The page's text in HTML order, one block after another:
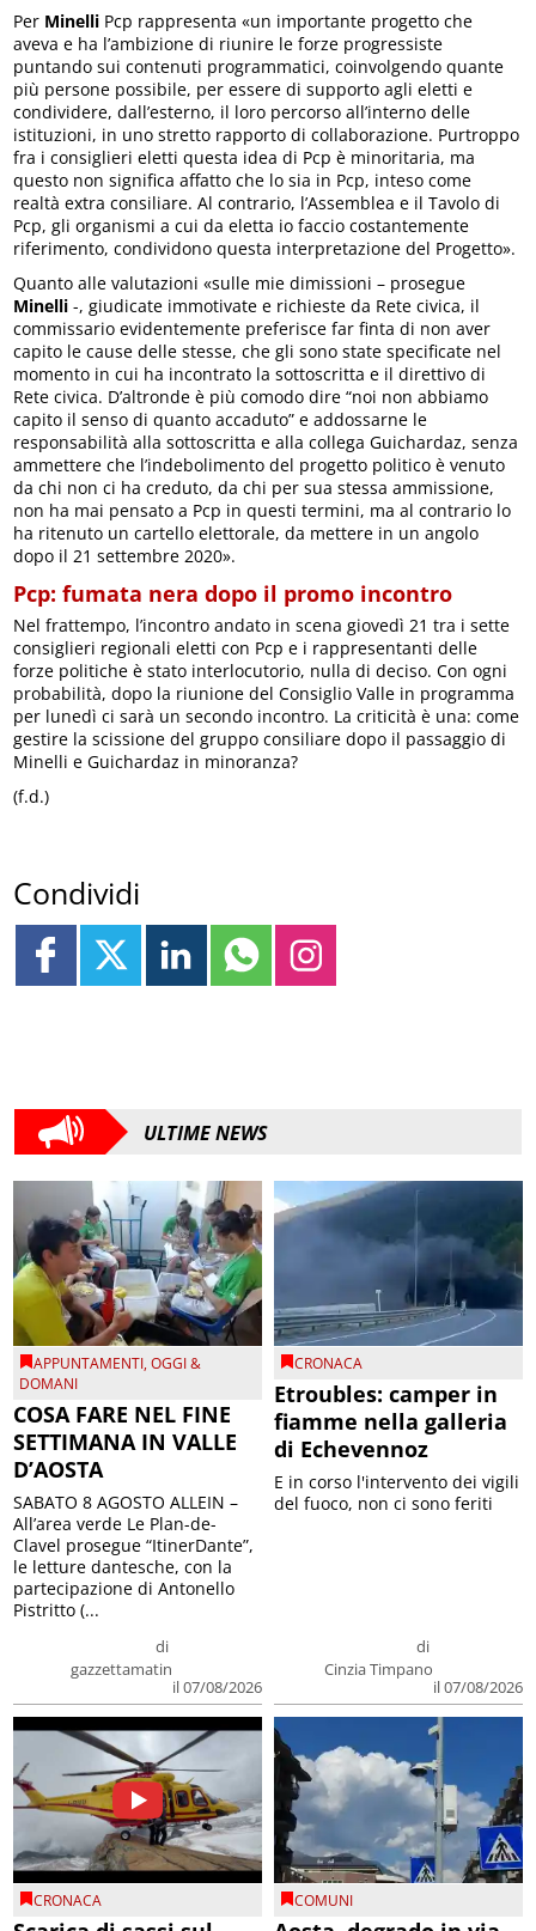
Per Minelli Pcp rappresenta «un importante progetto che
aveva e ha l’ambizione di riunire le forze progressiste
puntando sui contenuti programmatici, coinvolgendo quante
più persone possibile, per essere di supporto agli eletti e
condividere, dall’esterno, il loro percorso all’interno delle
istituzioni, in uno stretto rapporto di collaborazione. Purtroppo
fra i consiglieri eletti questa idea di Pcp è minoritaria, ma
questo non significa affatto che lo sia in Pcp, inteso come
realtà extra consiliare. Al contrario, l’Assemblea e il Tavolo di
Pcp, gli organismi a cui da eletta io faccio costantemente
riferimento, condividono questa interpretazione del Progetto».
Quanto alle valutazioni «sulle mie dimissioni – prosegue
Minelli -, giudicate immotivate e richieste da Rete civica, il
commissario evidentemente preferisce far finta di non aver
capito le cause delle stesse, che gli sono state specificate nel
momento in cui ha incontrato la sottoscritta e il direttivo di
Rete civica. D’altronde è più comodo dire “noi non abbiamo
capito il senso di quanto accaduto” e addossarne le
responsabilità alla sottoscritta e alla collega Guichardaz, senza
ammettere che l’indebolimento del progetto politico è venuto
da chi non ci ha creduto, da chi per sua stessa ammissione,
non ha mai pensato a Pcp in questi termini, ma al contrario lo
ha ritenuto un cartello elettorale, da mettere in un angolo
dopo il 21 settembre 2020».
Pcp: fumata nera dopo il promo incontro
Nel frattempo, l’incontro andato in scena giovedì 21 tra i sette
consiglieri regionali eletti con Pcp e i rappresentanti delle
forze politiche è stato interlocutorio, nulla di deciso. Con ogni
probabilità, dopo la riunione del Consiglio Valle in programma
per lunedì ci sarà un secondo incontro. La criticità è una: come
gestire la scissione del gruppo consiliare dopo il passaggio di
Minelli e Guichardaz in minoranza?
(f.d.)
Condividi
ULTIME NEWS
APPUNTAMENTI,OGGI &
DOMANI
COSA FARE NEL FINE
SETTIMANA IN VALLE
D’AOSTA
di
gazzettamatin
il 07/08/2026
SABATO 8 AGOSTO ALLEIN –
All’area verde Le Plan-de-
Clavel prosegue “ItinerDante”,
le letture dantesche, con la
partecipazione di Antonello
Pistritto (...
CRONACA
Etroubles: camper in
fiamme nella galleria
di Echevennoz
di
Cinzia Timpano
il 07/08/2026
E in corso l'intervento dei vigili
del fuoco, non ci sono feriti
CRONACA COMUNI